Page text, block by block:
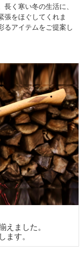
く寒い冬の生活に、
張をほぐしてくれま
るアイテムをご提案し
えました。
ます。